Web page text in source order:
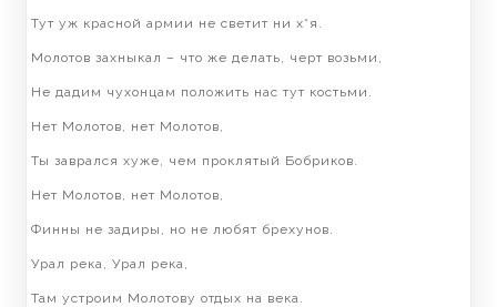
Тут уж красной армии не светит ни х*я.
Молотов захныкал – что же делать, черт возьми,
Не дадим чухонцам положить нас тут костьми.
Нет Молотов, нет Молотов,
Ты заврался хуже, чем проклятый Бобриков.
Нет Молотов, нет Молотов,
Финны не задиры, но не любят брехунов.
Урал река, Урал река,
Там устроим Молотову отдых на века.